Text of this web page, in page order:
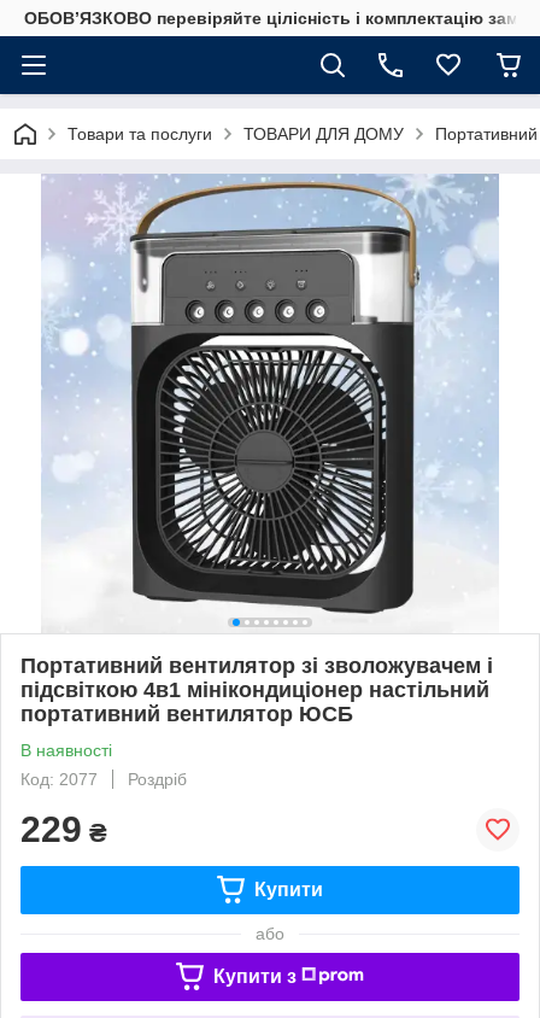
ОБОВ’ЯЗКОВО перевіряйте цілісність і комплектацію
Товари та послуги ТОВАРИ ДЛЯ ДОМУ Портативний
Портативний вентилятор зі зволожувачем і
підсвіткою 4в1 мінікондиціонер настільний
портативний вентилятор ЮСБ
В наявності
Код: 2077
Роздріб
229 ₴
Купити
або
Купити з